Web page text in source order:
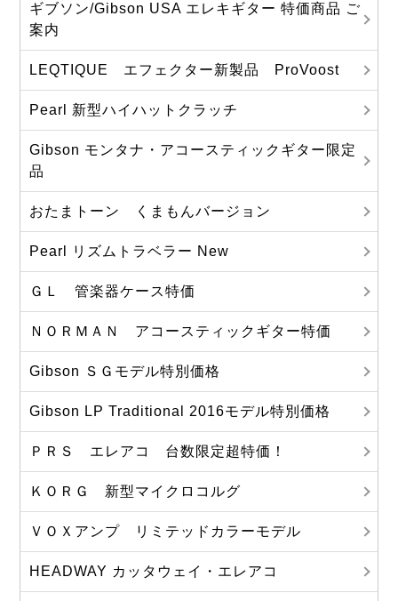
ギブソン/Gibson USA エレキギター 特価商品 ご
案内
LEQTIQUE エフェクター新製品 ProVoost
Pearl 新型ハイハットクラッチ
Gibson モンタナ・アコースティックギター限定
品
おたまトーン くまもんバージョン
Pearl リズムトラベラー New
ＧＬ 管楽器ケース特価
ＮＯＲＭＡＮ アコースティックギター特価
Gibson ＳＧモデル特別価格
Gibson LP Traditional 2016モデル特別価格
ＰＲＳ エレアコ 台数限定超特価！
ＫＯＲＧ 新型マイクロコルグ
ＶＯＸアンプ リミテッドカラーモデル
HEADWAY カッタウェイ・エレアコ